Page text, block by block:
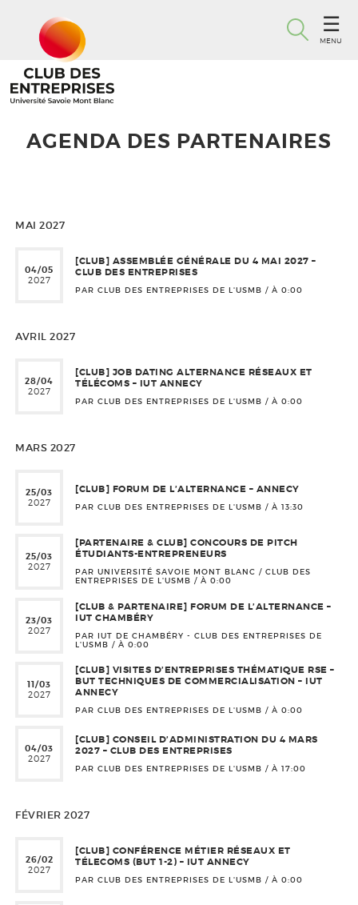
MENU
AGENDA DES PARTENAIRES
MAI 2027
04/05
2027
[CLUB] ASSEMBLÉE GÉNÉRALE DU 4 MAI 2027 –
CLUB DES ENTREPRISES
PAR CLUB DES ENTREPRISES DE L'USMB / À 0:00
AVRIL 2027
28/04
2027
[CLUB] JOB DATING ALTERNANCE RÉSEAUX ET
TÉLÉCOMS – IUT ANNECY
PAR CLUB DES ENTREPRISES DE L'USMB / À 0:00
MARS 2027
25/03
2027
[CLUB] FORUM DE L’ALTERNANCE – ANNECY
PAR CLUB DES ENTREPRISES DE L'USMB / À 13:30
25/03
2027
[PARTENAIRE & CLUB] CONCOURS DE PITCH
ÉTUDIANTS-ENTREPRENEURS
PAR UNIVERSITÉ SAVOIE MONT BLANC / CLUB DES
ENTREPRISES DE L'USMB / À 0:00
23/03
2027
[CLUB & PARTENAIRE] FORUM DE L’ALTERNANCE –
IUT CHAMBÉRY
PAR IUT DE CHAMBÉRY - CLUB DES ENTREPRISES DE
L'USMB / À 0:00
11/03
2027
[CLUB] VISITES D’ENTREPRISES THÉMATIQUE RSE –
BUT TECHNIQUES DE COMMERCIALISATION – IUT
ANNECY
PAR CLUB DES ENTREPRISES DE L'USMB / À 0:00
04/03
2027
[CLUB] CONSEIL D’ADMINISTRATION DU 4 MARS
2027 – CLUB DES ENTREPRISES
PAR CLUB DES ENTREPRISES DE L'USMB / À 17:00
FÉVRIER 2027
26/02
2027
[CLUB] CONFÉRENCE MÉTIER RÉSEAUX ET
TÉLECOMS (BUT 1-2) – IUT ANNECY
PAR CLUB DES ENTREPRISES DE L'USMB / À 0:00